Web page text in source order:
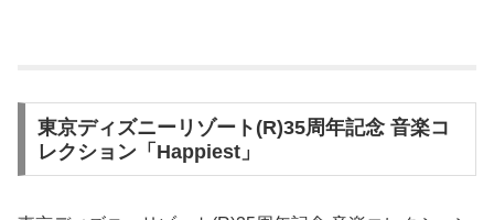
‪東京ディズニーリゾート(R)35周年記念 音楽コ
レクション「Happiest」